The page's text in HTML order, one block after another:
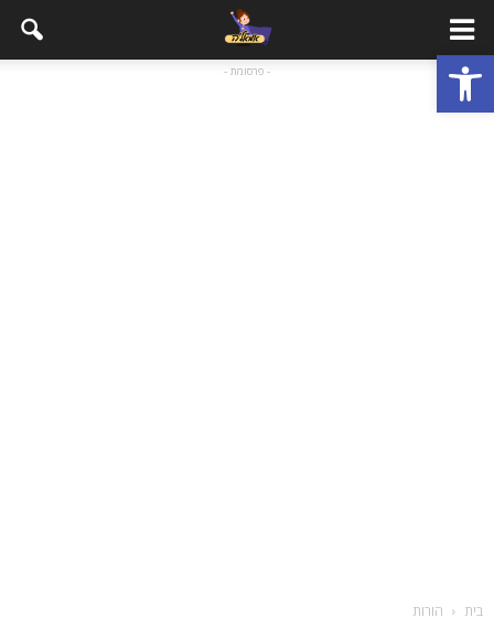
פתח סרגל נגישות - פרסומת -
בית הורות